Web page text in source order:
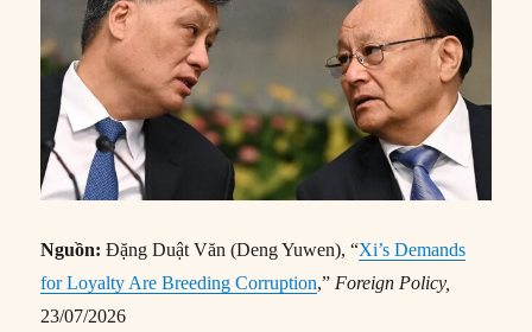
Nguồn: Đặng Duật Văn (Deng Yuwen), “Xi’s Demands
for Loyalty Are Breeding Corruption,” Foreign Policy,
23/07/2026